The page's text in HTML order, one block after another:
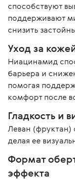
способствуют
поддерживают
снизить
Уход за
Ниацинамид
барьера и
помогая
комфорт после
Гладкость и
Леван (фруктан)
делая ее
Формат
эффекта